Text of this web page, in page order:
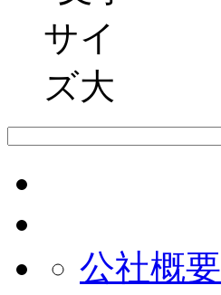
公社概要